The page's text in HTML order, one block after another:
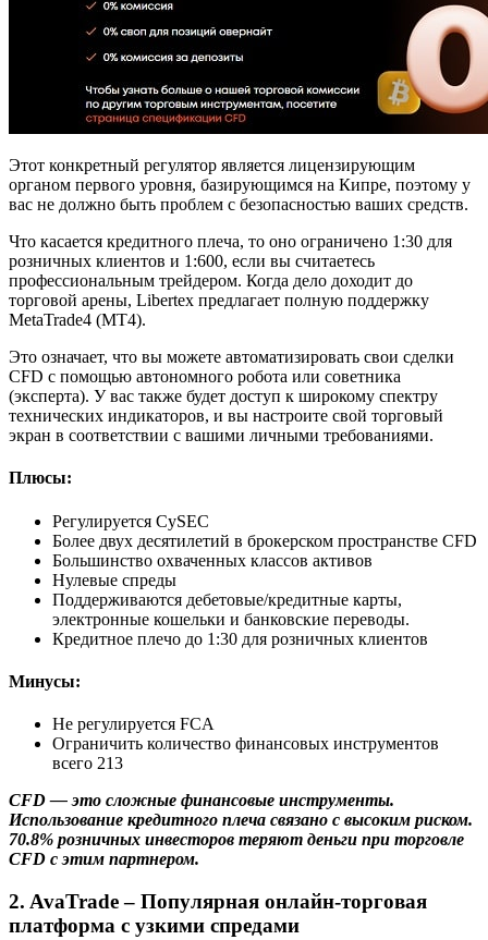
Этот конкретный регулятор является лицензирующим
органом первого уровня, базирующимся на Кипре, поэтому у
вас не должно быть проблем с безопасностью ваших средств.
Что касается кредитного плеча, то оно ограничено 1:30 для
розничных клиентов и 1:600, если вы считаетесь
профессиональным трейдером. Когда дело доходит до
торговой арены, Libertex предлагает полную поддержку
MetaTrade4 (MT4).
Это означает, что вы можете автоматизировать свои сделки
CFD с помощью автономного робота или советника
(эксперта). У вас также будет доступ к широкому спектру
технических индикаторов, и вы настроите свой торговый
экран в соответствии с вашими личными требованиями.
Плюсы:
Регулируется CySEC
Более двух десятилетий в брокерском пространстве CFD
Большинство охваченных классов активов
Нулевые спреды
Поддерживаются дебетовые/кредитные карты,
электронные кошельки и банковские переводы.
Кредитное плечо до 1:30 для розничных клиентов
Минусы:
Не регулируется FCA
Ограничить количество финансовых инструментов
всего 213
CFD — это сложные финансовые инструменты.
Использование кредитного плеча связано с высоким риском.
70.8% розничных инвесторов теряют деньги при торговле
CFD с этим партнером.
2. AvaTrade – Популярная онлайн-торговая
платформа с узкими спредами